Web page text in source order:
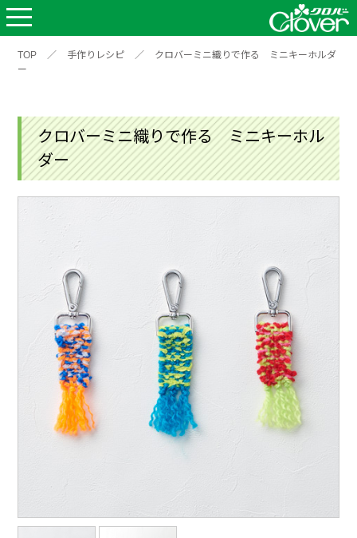
TOP ／ 手作りレシピ ／
クロバーミニ織りで作る ミニキーホルダ
ー
クロバーミニ織りで作る ミニキーホル
ダー